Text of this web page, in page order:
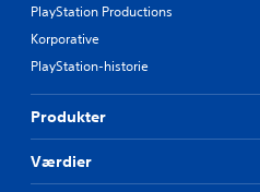
PlayStation Productions
Korporative
PlayStation-historie
Produkter
Værdier